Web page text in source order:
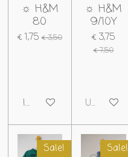
☼ H&M
80
€ 1,75 € 3,50
In winkelwagen
☼ H&M
9/10Y
€ 3,75
€ 7,50
Uitverkocht
Sale! Sale!